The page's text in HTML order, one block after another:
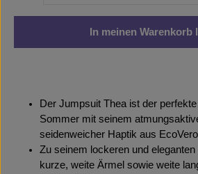
In meinen Warenkorb
Der Jumpsuit Thea ist der
Sommer mit seinem
seidenweicher Haptik aus EcoVero
Zu seinem lockeren und
kurze, weite Ärmel sowie weite